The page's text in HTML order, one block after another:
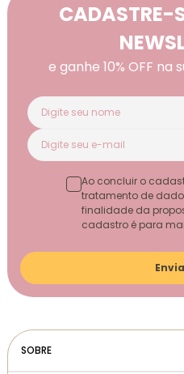
CADASTRE-
e ganhe 10% OFF
Ao concluir o
tratamento de
finalidade da
cadastro é para
SOBRE